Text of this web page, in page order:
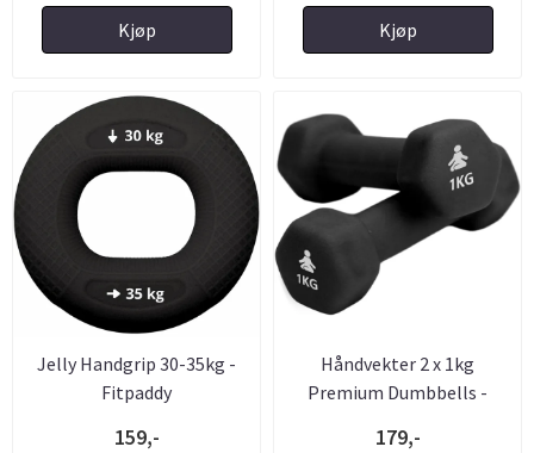
Kjøp Kjøp
Jelly Handgrip 30-35kg -
Fitpaddy
159,-
Håndvekter 2 x 1kg
Premium Dumbbells -
179,-